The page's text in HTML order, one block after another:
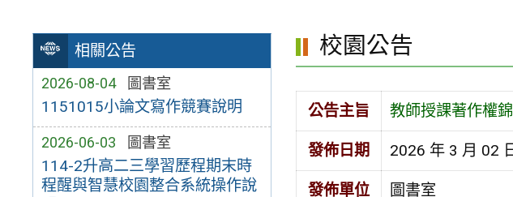
相關公告
2026-08-04 圖書室
1151015小論文寫作競賽說明
2026-06-03 圖書室
114-2升高二三學習歷程期末時
程醒與智慧校園整合系統操作說
校園公告
公告主旨 教師授課著作權
發佈日期 2026 年 3 月 02
發佈單位 圖書室